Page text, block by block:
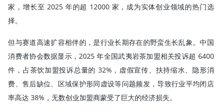
家，增长至 2025 年的超 12000 家，成为实体创业领域的热门选
择。
但与赛道高速扩容相伴的，是行业长期存在的野蛮生长乱象。中国
消费者协会数据显示，2025 年全国武夷岩茶加盟相关投诉超 6400
件，占茶饮加盟投诉总量的 32%，虚假宣传、扶持缩水、隐形消
费、售后缺位、区域保护形同虚设等问题频发，导致行业平均闭店
率高达 38%，无数创业加盟商蒙受了巨大的经济损失。